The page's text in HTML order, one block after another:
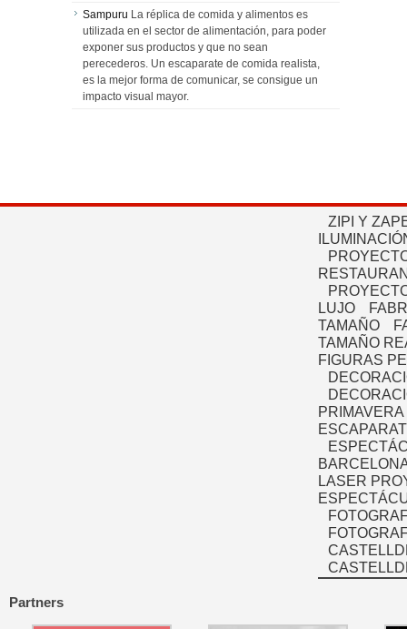
Sampuru La réplica de comida y alimentos es
utilizada en el sector de alimentación, para poder
exponer sus productos y que no sean
perecederos. Un escaparate de comida realista,
es la mejor forma de comunicar, se consigue un
impacto visual mayor.
ZIPI Y
LUJO
TAMAÑO
TAMAÑO
FIGURAS
PRIMAVERA
LASER
Partners